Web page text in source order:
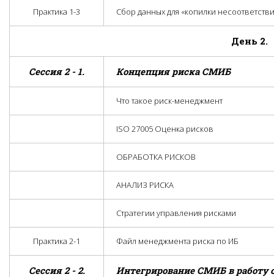
Практика 1-3 Сбор данных для «копилки
День 2.
Сессия 2 - 1. Концепция риска СМИБ
Что такое риск-менеджмент
ISO 27005 Оценка рисков
ОБРАБОТКА РИСКОВ
АНАЛИЗ РИСКА
Стратегии управления рисками
Практика 2-1 Файл менеджмента риска по ИБ
Сессия 2 - 2. Интегрирование СМИБ в работу